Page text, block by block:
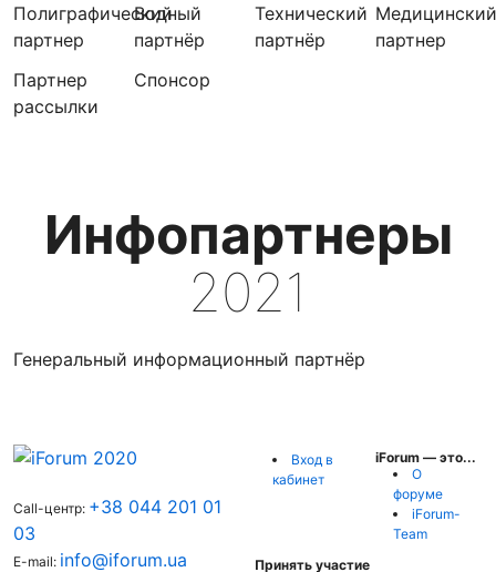
Полиграфический
партнер
Водный
партнёр
Технический
партнёр
Медицинский
партнер
Партнер
рассылки
Cпонсор
Инфопартнеры
2021
Генеральный информационный партнёр
Call-центр: +38 044 201 01
03
E-mail: info@iforum.ua
Вход в
кабинет
iForum — это...
О
форуме
iForum-
Team
Принять участие